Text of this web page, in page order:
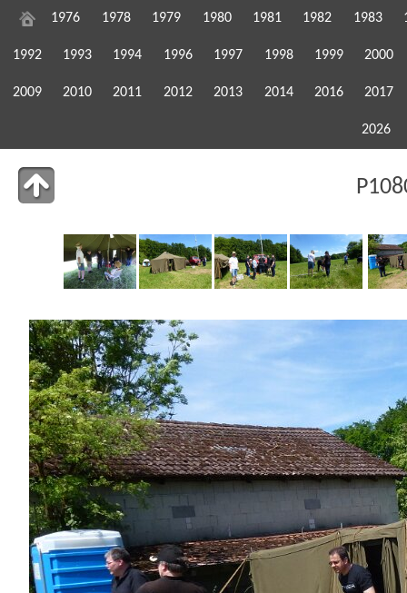
1976 1978 1979 1980 1981 1982 1983
1992 1993 1994 1996 1997 1998 1999 2000
2009 2010 2011 2012 2013 2014 2016 2017
2026